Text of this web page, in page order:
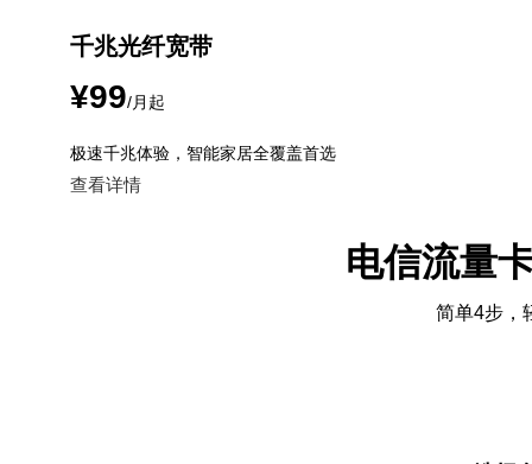
千兆光纤宽带
¥99/月起
极速千兆体验，智能家居全覆盖首选
查看详情
电信流量
简单4步，